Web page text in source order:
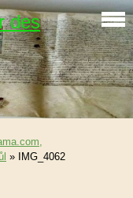
des
» IMG_4062